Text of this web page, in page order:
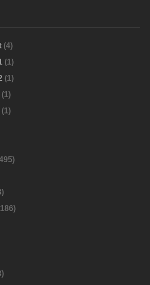
(4)
(1)
(1)
(1)
(1)